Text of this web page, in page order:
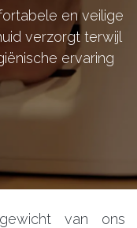
en veilige
verzorgt terwijl
ervaring
van ons